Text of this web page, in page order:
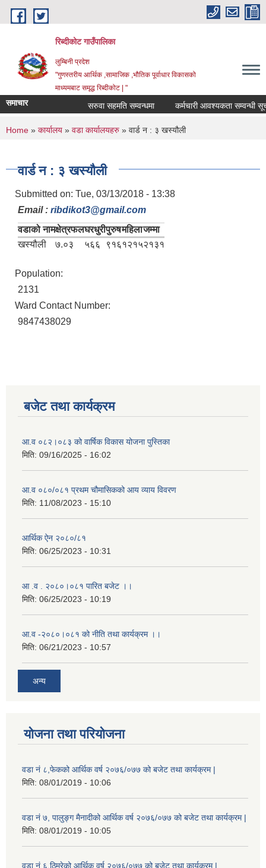
Skip to main content
रिब्दीकोट गाउँपालिका
लुम्बिनी प्रदेश
"गुणस्तरीय आर्थिक ,सामाजिक ,भौतिक पूर्वाधार विकासको
माध्यमबाट समृद्ध रिब्दीकोट | "
समाचार सरुवा सहमति सम्वन्धमा कर्मचारी आवश्यकता सम्वन्धी सूचना
You are here
Home » कार्यालय » वडा कार्यालयहरु » वार्ड न : ३ खस्यौली
वार्ड न : ३ खस्यौली
Submitted on: Tue, 03/13/2018 - 13:38
Email : ribdikot3@gmail.com
वडाको नामक्षेत्रफलघरधुरीपुरुषमहिलाजम्मा
खस्यौली
७.०३ ५६६ ९१६१२१५२१३१
Population:
2131
Ward Contact Number:
9847438029
बजेट तथा कार्यक्रम
आ.व ०८२।०८३ को वार्षिक विकास योजना पुस्तिका
मिति: 09/16/2025 - 16:02
आ.व ०८०/०८१ प्रथम चौमासिकको आय व्याय विवरण
मिति: 11/08/2023 - 15:10
आर्थिक ऐन २०८०/८१
मिति: 06/25/2023 - 10:31
आ .व . २०८०।०८१ पारित बजेट ।।
मिति: 06/25/2023 - 10:19
आ.व -२०८०।०८१ को नीति तथा कार्यक्रम ।।
मिति: 06/21/2023 - 10:57
अन्य
योजना तथा परियोजना
वडा नं ८,फेकको आर्थिक वर्ष २०७६/०७७ को बजेट तथा कार्यक्रम |
मिति: 08/01/2019 - 10:06
वडा नं ७, पालुङ्ग मैनादीको आर्थिक वर्ष २०७६/०७७ को बजेट तथा कार्यक्रम |
मिति: 08/01/2019 - 10:05
वडा नं ६,ठिमुरेको आर्थिक वर्ष २०७६/०७७ को बजेट तथा कार्यक्रम |